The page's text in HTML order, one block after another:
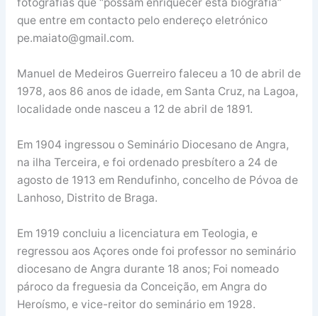
fotografias que “possam enriquecer esta biografia”
que entre em contacto pelo endereço eletrónico
pe.maiato@gmail.com.
Manuel de Medeiros Guerreiro faleceu a 10 de abril de
1978, aos 86 anos de idade, em Santa Cruz, na Lagoa,
localidade onde nasceu a 12 de abril de 1891.
Em 1904 ingressou o Seminário Diocesano de Angra,
na ilha Terceira, e foi ordenado presbítero a 24 de
agosto de 1913 em Rendufinho, concelho de Póvoa de
Lanhoso, Distrito de Braga.
Em 1919 concluiu a licenciatura em Teologia, e
regressou aos Açores onde foi professor no seminário
diocesano de Angra durante 18 anos; Foi nomeado
pároco da freguesia da Conceição, em Angra do
Heroísmo, e vice-reitor do seminário em 1928.